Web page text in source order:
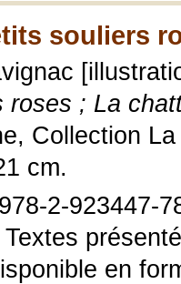
souliers
roses ; La
Collection
cm.
2-923447-
en